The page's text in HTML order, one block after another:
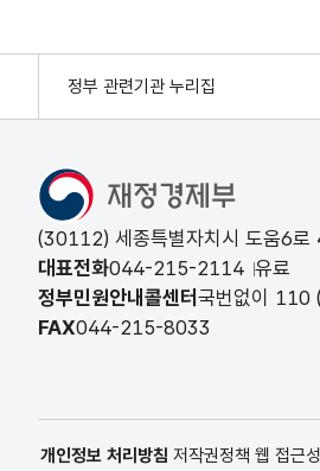
정부 관련기관 누리집
(30112) 세종특별자치시 도움6로
대표전화044-215-2114 유료
정부민원안내콜센터 국번없이 110
FAX044-215-8033
개인정보 처리방침 저작권정책 웹 접근